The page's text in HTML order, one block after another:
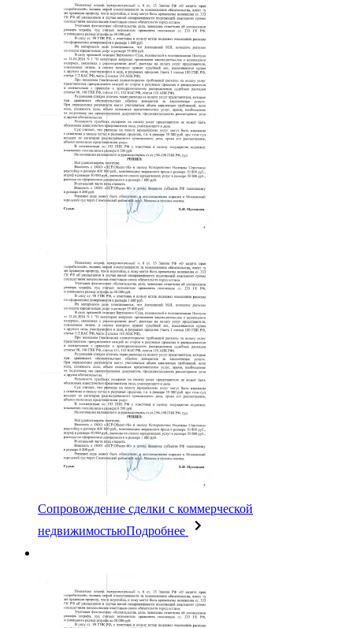
Сопровождение сделки с коммерческой
недвижимостьюПодробнее